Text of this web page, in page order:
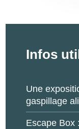
Infos
Une
gaspillage
Escape Box